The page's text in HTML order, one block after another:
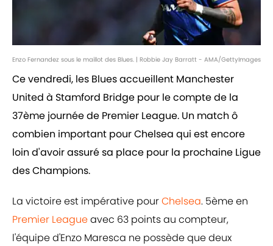
Enzo Fernandez sous le maillot des Blues. | Robbie Jay Barratt - AMA/GettyImages
Ce vendredi, les Blues accueillent Manchester
United à Stamford Bridge pour le compte de la
37ème journée de Premier League. Un match ô
combien important pour Chelsea qui est encore
loin d'avoir assuré sa place pour la prochaine Ligue
des Champions.
La victoire est impérative pourChelsea. 5ème en
Premier Leagueavec 63 points au compteur,
l'équipe d'Enzo Maresca ne possède que deux